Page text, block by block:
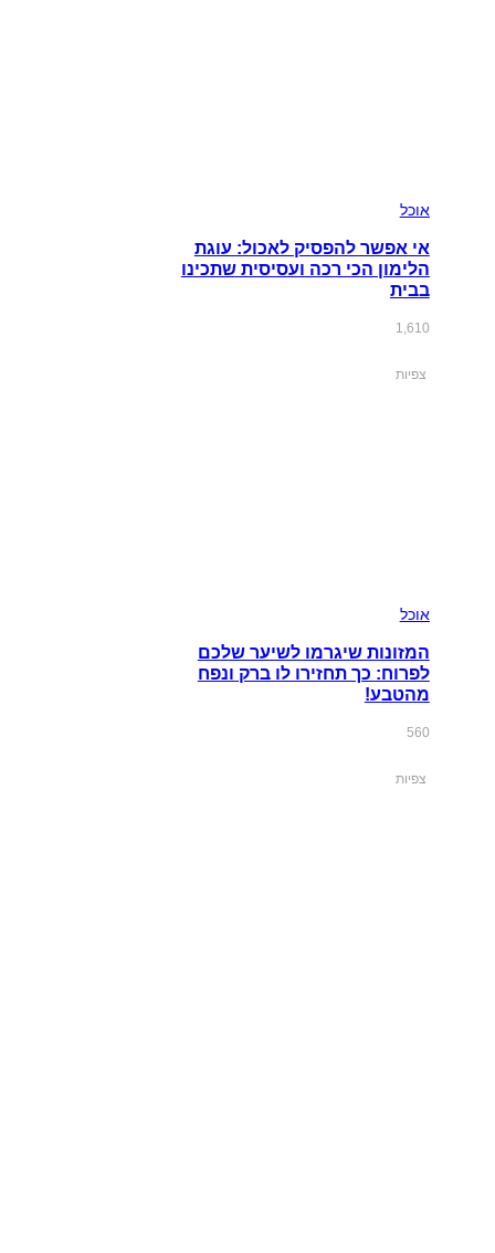
אוכל
אי אפשר להפסיק לאכול: עוגת
הלימון הכי רכה ועסיסית שתכינו
בבית
1,610
צפיות
אוכל
המזונות שיגרמו לשיער שלכם
לפרוח: כך תחזירו לו ברק ונפח
מהטבע!
560
צפיות